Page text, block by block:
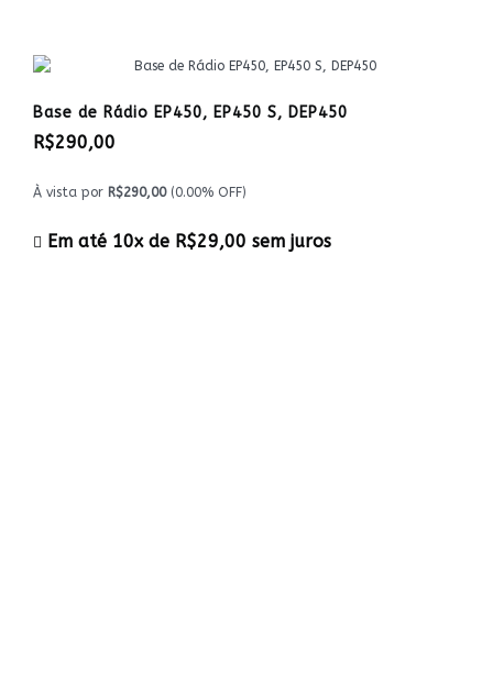
Base de Rádio EP450, EP450 S, DEP450
R$290,00
À vista por R$290,00(0.00% OFF)
Em até 10x de R$29,00 sem juros